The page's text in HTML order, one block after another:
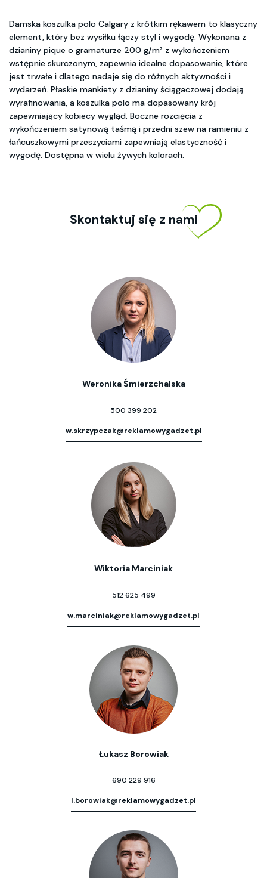
Damska koszulka polo Calgary z krótkim rękawem to klasyczny
element, który bez wysiłku łączy styl i wygodę. Wykonana z
dzianiny pique o gramaturze 200 g/m² z wykończeniem
wstępnie skurczonym, zapewnia idealne dopasowanie, które
jest trwałe i dlatego nadaje się do różnych aktywności i
wydarzeń. Płaskie mankiety z dzianiny ściągaczowej dodają
wyrafinowania, a koszulka polo ma dopasowany krój
zapewniający kobiecy wygląd. Boczne rozcięcia z
wykończeniem satynową taśmą i przedni szew na ramieniu z
łańcuszkowymi przeszyciami zapewniają elastyczność i
wygodę. Dostępna w wielu żywych kolorach.
Skontaktuj się z nami
Weronika Śmierzchalska
500 399 202
w.skrzypczak@reklamowygadzet.pl
Wiktoria Marciniak
512 625 499
w.marciniak@reklamowygadzet.pl
Łukasz Borowiak
690 229 916
l.borowiak@reklamowygadzet.pl